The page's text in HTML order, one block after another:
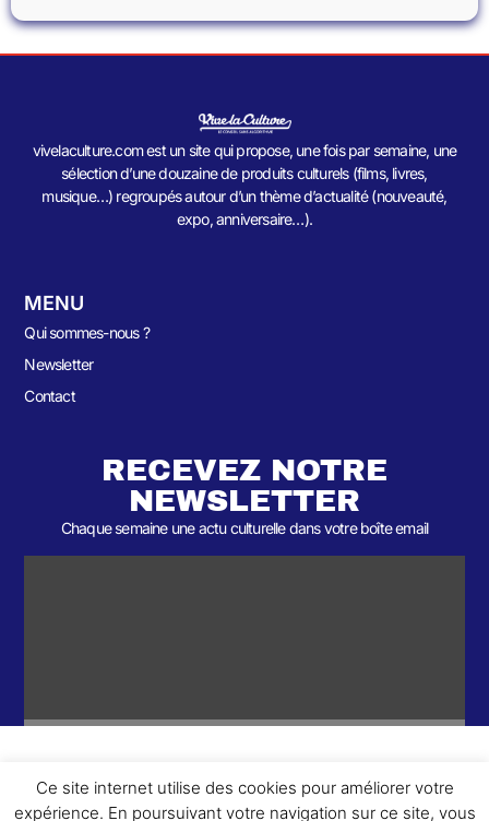
vivelaculture.com est un site qui propose, une fois par semaine, une
sélection d’une douzaine de produits culturels (films, livres,
musique…) regroupés autour d’un thème d’actualité (nouveauté,
expo, anniversaire…).
MENU
Qui sommes-nous ?
Newsletter
Contact
RECEVEZ NOTRE
NEWSLETTER
Chaque semaine une actu culturelle dans votre boîte email
© 2026- Une collaboration 2 ème Round et Yellowpoly. Tous droits
Ce site internet utilise des cookies pour améliorer votre
expérience. En poursuivant votre navigation sur ce site, vous